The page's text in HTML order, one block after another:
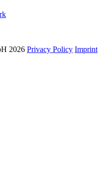
2026 Privacy Policy Imprint